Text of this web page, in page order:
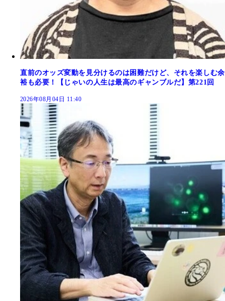
直前のオッズ変動を見分けるのは困難だけど、それを楽しむ余
裕も必要！【じゃいの人生は最高のギャンブルだ】第221回
2026年08月04日 11:40